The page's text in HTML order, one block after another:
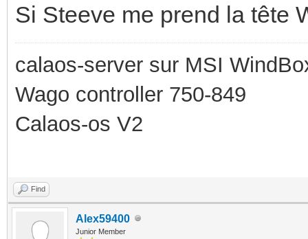
Si Steeve me prend la tête
calaos-server sur MSI
Wago controller 750-849
Calaos-os V2
Find
Alex59400
Junior Member